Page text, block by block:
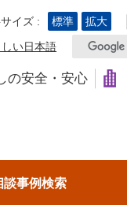
イズ :
標準 拡大
い日本語
の安全・安心
談事例検索